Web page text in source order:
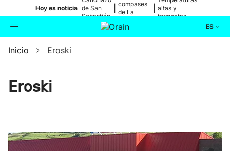
Hoy es noticia de San
Sebastián
compases
de La
altas y
tormentas
ES
Buscador
Ikusmiran
Inicio Eroski
Eroski